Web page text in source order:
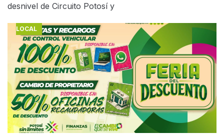
desnivel de Circuito Potosí y
LOCAL